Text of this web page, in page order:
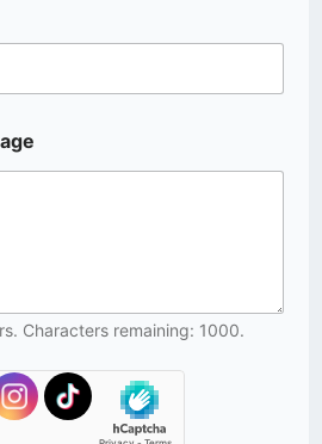
Characters remaining: 1000.